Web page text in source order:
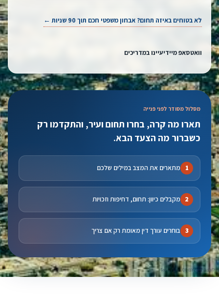
לא בטוחים באיזה תחום? אבחון משפטי חכם תוך 90 שניות ←
וואטסאפ מיידיעיינו במדריכים
מסלול מסודר לפני פנייה
תארו מה קרה, בחרו תחום ועיר, והתקדמו רק
כשברור מה הצעד הבא.
מתארים את המצב במילים שלכם
מקבלים כיוון: תחום, דחיפות וזכויות
בוחרים עורך דין מאומת רק אם צריך
צילום: Ted Eytan · CC BY-SA 2.0